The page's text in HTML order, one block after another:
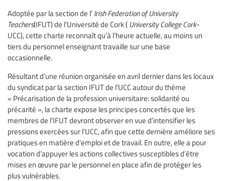
Adoptée par la section de l’ Irish Federation of University
Teachers(IFUT) de l’Université de Cork ( University College Cork-
UCC), cette charte reconnaît qu’à l’heure actuelle, au moins un
tiers du personnel enseignant travaille sur une base
occasionnelle.
Résultant d’une réunion organisée en avril dernier dans les locaux
du syndicat par la section IFUT de l’UCC autour du thème
« Précarisation de la profession universitaire: solidarité ou
précarité », la charte expose les principes concertés que les
membres de l’IFUT devront observer en vue d’intensifier les
pressions exercées sur l’UCC, afin que cette dernière améliore ses
pratiques en matière d’emploi et de travail. En outre, elle a pour
vocation d’appuyer les actions collectives susceptibles d’être
mises en œuvre par le personnel en place afin de protéger les
plus vulnérables.